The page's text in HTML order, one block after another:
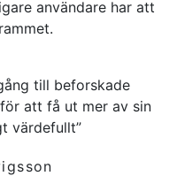
användare har att
till beforskade
att få ut mer av sin
värdefullt”